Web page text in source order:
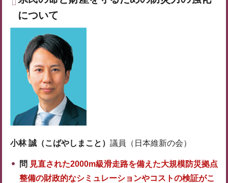
について
小林 誠（こばやしまこと） 議員（日本維新の会）
問 見直された2000m級滑走路を備えた大規模防災拠点
整備の財政的なシミュレーションやコストの検証がこ